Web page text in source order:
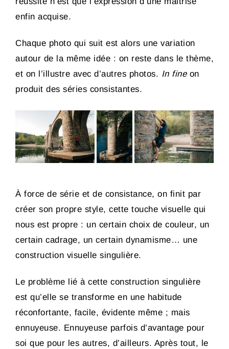
enfin acquise.
Chaque photo qui suit est alors une variation
autour de la même idée : on reste dans le thème,
et on l’illustre avec d’autres photos. In fine on
produit des séries consistantes.
À force de série et de consistance, on finit par
créer son propre style, cette touche visuelle qui
nous est propre : un certain choix de couleur, un
certain cadrage, un certain dynamisme… une
construction visuelle singulière.
Le problème lié à cette construction singulière
est qu’elle se transforme en une habitude
réconfortante, facile, évidente même ; mais
ennuyeuse. Ennuyeuse parfois d’avantage pour
soi que pour les autres, d’ailleurs. Après tout, le